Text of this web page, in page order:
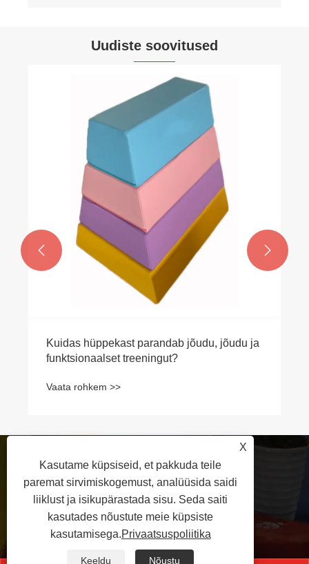
Uudiste soovitused
Kuidas hüppekast parandab jõudu, jõudu ja
funktsionaalset treeningut?
Vaata rohkem >>
 
+86-18631783039
rikadoshelby28@gmail.com
Yanshani maakonna majandusarengu tsoon,
X
Kasutame küpsiseid, et pakkuda teile
paremat sirvimiskogemust, analüüsida saidi
liiklust ja isikupärastada sisu. Seda saiti
kasutades nõustute meie küpsiste
kasutamisega.Privaatsuspoliitika
Keeldu Nõustu